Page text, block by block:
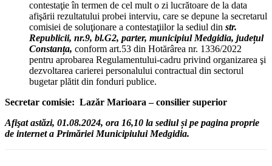
contestaţie în termen de cel mult o zi lucrătoare de la data
afişării rezultatului probei interviu, care se depune la secretarul
comisiei de soluţionare a contestaţiilor la sediul din str.
Republicii, nr.9, bl.G2, parter, municipiul Medgidia, județul
Constanța, conform art.53 din Hotărârea nr. 1336/2022
pentru aprobarea Regulamentului-cadru privind organizarea şi
dezvoltarea carierei personalului contractual din sectorul
bugetar plătit din fonduri publice.
Secretar comisie: Lazăr Marioara – consilier superior
Afişat astăzi, 01.08.2024, ora 16,10 la sediul și pe pagina proprie
de internet a Primăriei Municipiului Medgidia.